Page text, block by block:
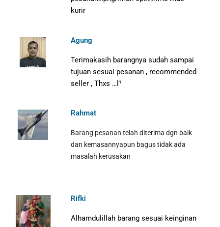
kurir
Agung
Terimakasih barangnya sudah sampai
tujuan sesuai pesanan , recommended
seller , Thxs …l¹
Rahmat
Barang pesanan telah diterima dgn baik
dan kemasannyapun bagus tidak ada
masalah kerusakan
Rifki
Alhamdulillah barang sesuai keinginan